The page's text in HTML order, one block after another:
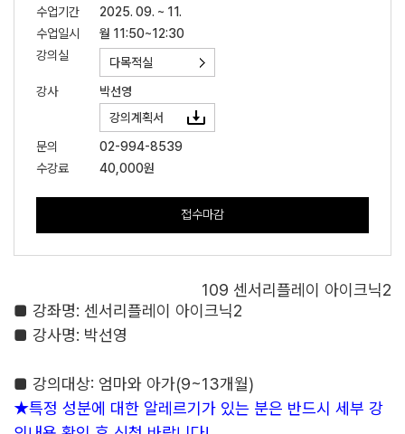
수업기간
2025. 09. ~ 11.
수업일시
월 11:50~12:30
강의실
다목적실
강사
박선영
강의계획서
문의
02-994-8539
수강료
40,000원
접수마감
109 센서리플레이 아이크닉2
■ 강좌명: 센서리플레이 아이크닉2
■ 강사명: 박선영
■ 강의대상: 엄마와 아가(9~13개월)
★특정 성분에 대한 알레르기가 있는 분은 반드시 세부 강